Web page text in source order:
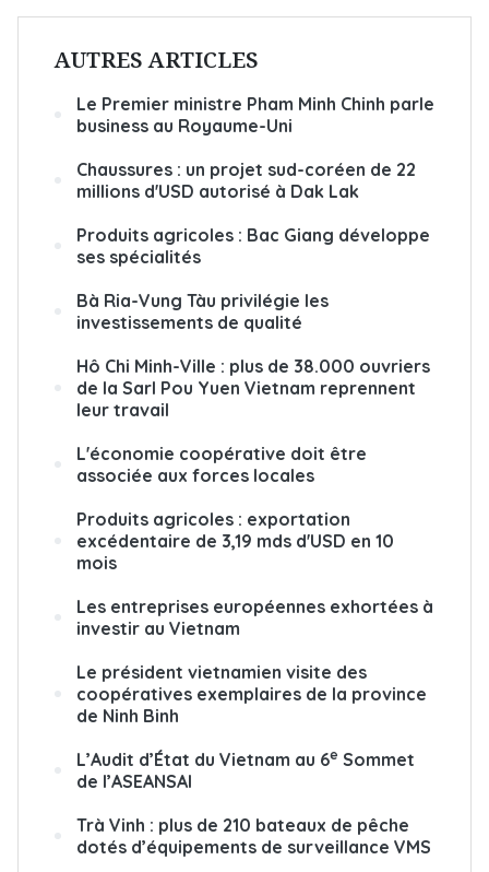
AUTRES ARTICLES
Le Premier ministre Pham Minh Chinh parle
business au Royaume-Uni
Chaussures : un projet sud-coréen de 22
millions d'USD autorisé à Dak Lak
Produits agricoles : Bac Giang développe
ses spécialités
Bà Ria-Vung Tàu privilégie les
investissements de qualité
Hô Chi Minh-Ville : plus de 38.000 ouvriers
de la Sarl Pou Yuen Vietnam reprennent
leur travail
L'économie coopérative doit être
associée aux forces locales
Produits agricoles : exportation
excédentaire de 3,19 mds d'USD en 10
mois
Les entreprises européennes exhortées à
investir au Vietnam
Le président vietnamien visite des
coopératives exemplaires de la province
de Ninh Binh
L’Audit d’État du Vietnam au 6e Sommet
de l’ASEANSAI
Trà Vinh : plus de 210 bateaux de pêche
dotés d’équipements de surveillance VMS